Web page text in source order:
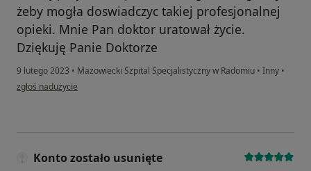
żeby mogła doswiadczyc takiej profesjonalnej
opieki. Mnie Pan doktor uratował życie.
Dziękuję Panie Doktorze
9 lutego 2023 • Mazowiecki Szpital Specjalistyczny w Radomiu • Inny •
w opinii użytkownika Irena Kucharski
zgłoś nadużycie
Konto zostało usunięte